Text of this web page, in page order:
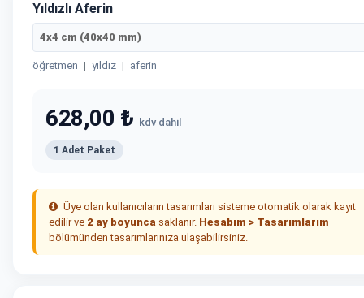
Yıldızlı Aferin
4x4 cm (40x40 mm)
öğretmen | yıldız | aferin
628,00 ₺ kdv dahil
1 Adet Paket
Üye olan kullanıcıların tasarımları sisteme otomatik olarak kayıt
edilir ve 2 ay boyunca saklanır. Hesabım > Tasarımlarım
bölümünden tasarımlarınıza ulaşabilirsiniz.